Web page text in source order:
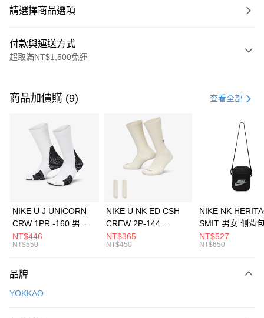
請選擇商品選項
付款與運送方式
超取滿NT$1,500免運
信用卡一次付款
3 期 0 利率 每期 21家銀行
合作金庫商業銀行
第一商業銀行
華南商業銀行
彰化商業銀行
上海商業儲蓄銀行
元大商業銀行
台灣樂天信用卡公司
Apple Pay
全盈+PAY
AFTEE先享後付
【關於「AFTEE先享後付」】
便利好安心！
運送方式
商品加價購 (9) 查看全部
NIKE U J UNICORN
CRW 1PR -160 男女
中統襪 FZ3393100
NT$446
NT$550
NIKE U NK ED CSH
CREW 2P-144
EMBRDY 男女 短統襪
FZ3073133
NT$365
NT$450
NIKE NK
SMIT 男女 側背
BA5871010
NT$527
NT$650
品牌
YOKKAO